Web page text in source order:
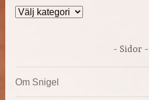
Kategorier
Sidor
Om Snigel